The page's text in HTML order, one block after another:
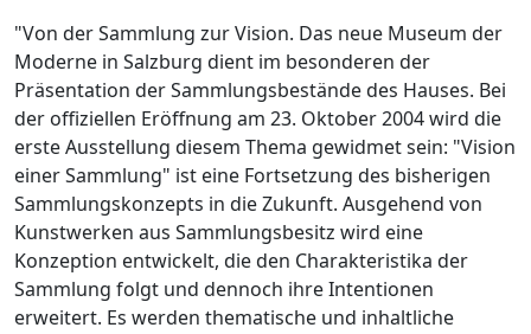
"Von der Sammlung zur Vision. Das neue Museum der
Moderne in Salzburg dient im besonderen der
Präsentation der Sammlungsbestände des Hauses. Bei
der offiziellen Eröffnung am 23. Oktober 2004 wird die
erste Ausstellung diesem Thema gewidmet sein: "Vision
einer Sammlung" ist eine Fortsetzung des bisherigen
Sammlungskonzepts in die Zukunft. Ausgehend von
Kunstwerken aus Sammlungsbesitz wird eine
Konzeption entwickelt, die den Charakteristika der
Sammlung folgt und dennoch ihre Intentionen
erweitert. Es werden thematische und inhaltliche